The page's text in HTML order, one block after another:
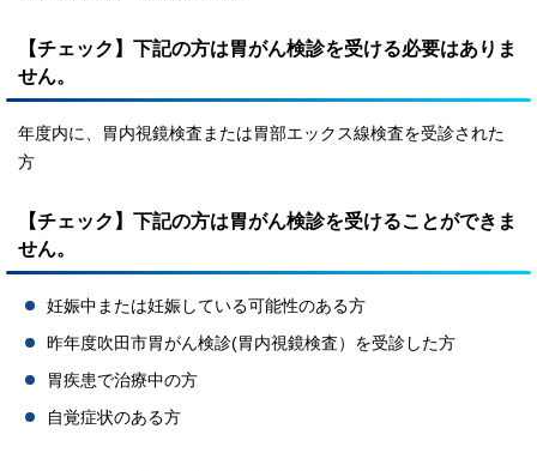
【チェック】下記の方は胃がん検診を受ける必要はありま
せん。
年度内に、胃内視鏡検査または胃部エックス線検査を受診された
方
【チェック】下記の方は胃がん検診を受けることができま
せん。
妊娠中または妊娠している可能性のある方
昨年度吹田市胃がん検診(胃内視鏡検査）を受診した方
胃疾患で治療中の方
自覚症状のある方